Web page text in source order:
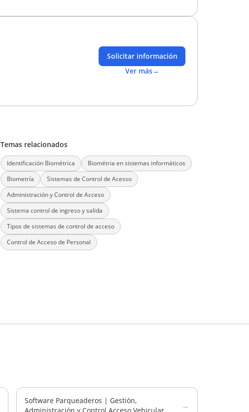
Solicitar información
Ver más→
Temas relacionados
Identificación Biométrica
Biométria en sistemas informáticos
Biometría
Sistemas de Control de Acesso
Administración y Control de Acceso
Sistema control de ingreso y salida
Tipos de sistemas de control de acceso
Control de Acceso de Personal
Software Parqueaderos | Gestión,
→